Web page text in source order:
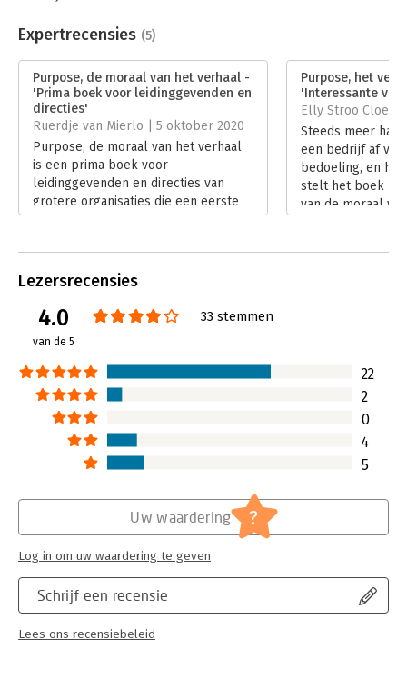
Bestandsformaat:
epub
Uitgever:
Van Duuren Management
Druk:
1
Verschijningsdatum:
9-11-2019
Hoofdrubriek: Strategisch management
Expertrecensies (5)
Purpose, de moraal van het verhaal -
'Prima boek voor leidinggevenden en
directies'
Ruerdje van Mierlo | 5 oktober 2020
Purpose, de moraal van het verhaal
is een prima boek voor
leidinggevenden en directies van
grotere organisaties die een eerste
begin willen maken binnen hun
Purpose.
Lees verder
Purpose, het
'Interessante
Elly Stroo Cloeck
Steeds meer
een bedrijf af van
bedoeling, en
stelt het boek
van de moraal
Lezersrecensies
4.0
van de 5
33 stemmen
22
2
0
4
5
Schrijf een recensie
Lees ons recensiebeleid
Uw waardering ?
Log in om uw waardering te geven